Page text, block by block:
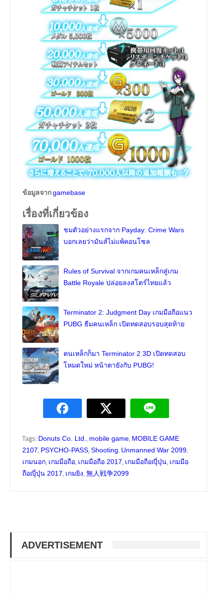
ข้อมูลจากgamebase
เรื่องที่เกี่ยวข้อง
ชมตัวอย่างแรกจาก Payday: Crime Wars
บอกเลยว่ามันส์ไม่แพ้คอนโซล
Rules of Survival จากเกมคนเหล็กสู่เกม
Battle Royale ปล่อยลงสโตร์ไทยแล้ว
Terminator 2: Judgment Day เกมมือถือแนว
PUBG ธีมคนเหล็ก เปิดทดสอบรอบสุดท้าย
คนเหล็กก็มา Terminator 2 3D เปิดทดสอบ
โหมดใหม่ หน้าตายังกับ PUBG!
Tags: Donuts Co. Ltd. , mobile game, MOBILE GAME
2107, PSYCHO-PASS, Shooting, Unmanned War 2099,
เกมนอก, เกมมือถือ, เกมมือถือ 2017, เกมมือถือญุี่ปุ่น, เกมมือ
ถือญุี่ปุ่น 2017, เกมยิง, 無人戦争2099
ADVERTISEMENT